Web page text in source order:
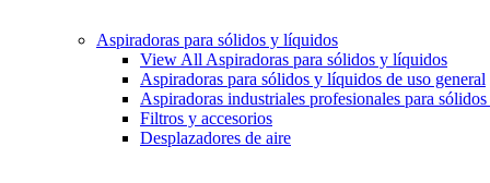
Aspiradoras para sólidos y líquidos
View All Aspiradoras para sólidos y líquidos
Aspiradoras para sólidos y líquidos de uso general
Aspiradoras industriales profesionales para
Filtros y accesorios
Desplazadores de aire